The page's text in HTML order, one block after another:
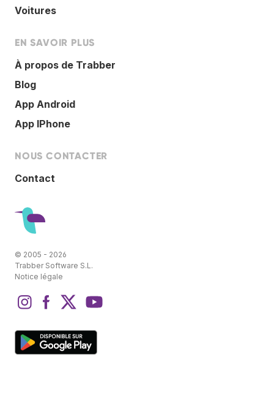
Voitures
EN SAVOIR PLUS
À propos de Trabber
Blog
App Android
App IPhone
NOUS CONTACTER
Contact
© 2005 - 2026
Trabber Software S.L.
Notice légale